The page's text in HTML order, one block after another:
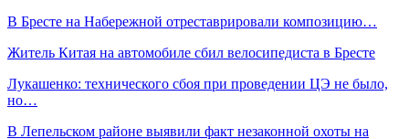
В Бресте на Набережной отреставрировали композицию…
Житель Китая на автомобиле сбил велосипедиста в Бресте
Лукашенко: технического сбоя при проведении ЦЭ не было,
но…
В Лепельском районе выявили факт незаконной охоты на